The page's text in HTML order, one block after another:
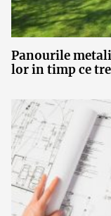
Panourile
lor in timp ce